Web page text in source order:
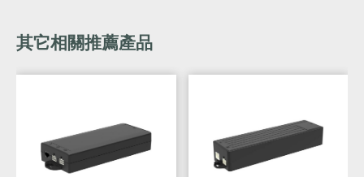
其它相關推薦產品